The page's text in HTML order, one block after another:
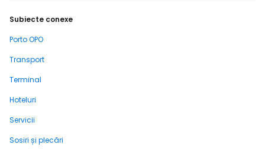
Subiecte conexe
Porto OPO
Transport
Terminal
Hoteluri
Servicii
Sosiri și plecări